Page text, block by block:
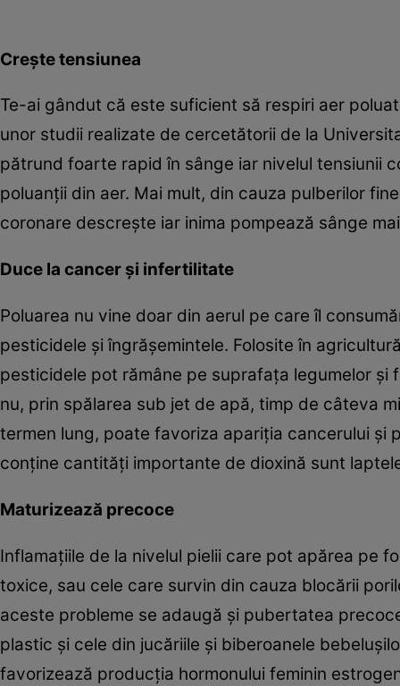
Creşte tensiunea
Te-ai gândut că este suficient să respiri aer
unor studii realizate de cercetătorii de la
pătrund foarte rapid în sânge iar nivelul tensiunii
poluanţii din aer. Mai mult, din cauza pulberilor
coronare descreşte iar inima pompează sânge
Duce la cancer şi infertilitate
Poluarea nu vine doar din aerul pe care îl
pesticidele şi îngrăşemintele. Folosite în
pesticidele pot rămâne pe suprafaţa legumelor
nu, prin spălarea sub jet de apă, timp de câteva
termen lung, poate favoriza apariţia cancerului şi
conţine cantităţi importante de dioxină sunt
Maturizează precoce
Inflamaţiile de la nivelul pielii care pot apărea pe
toxice, sau cele care survin din cauza blocării
aceste probleme se adaugă şi pubertatea
plastic şi cele din jucăriile şi biberoanele
favorizează producţia hormonului feminin